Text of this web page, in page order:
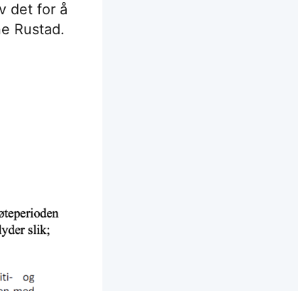
det for å
Rustad.